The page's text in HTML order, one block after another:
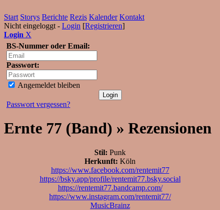
Start Storys Berichte Rezis Kalender Kontakt
Nicht eingeloggt - Login [Registrieren]
Login X
BS-Nummer oder Email:
Passwort:
Angemeldet bleiben
Passwort vergessen?
Ernte 77 (Band) » Rezensionen
Stil: Punk
Herkunft: Köln
https://www.facebook.com/rentemit77
https://bsky.app/profile/rentemit77.bsky.social
https://rentemit77.bandcamp.com/
https://www.instagram.com/rentemit77/
MusicBrainz